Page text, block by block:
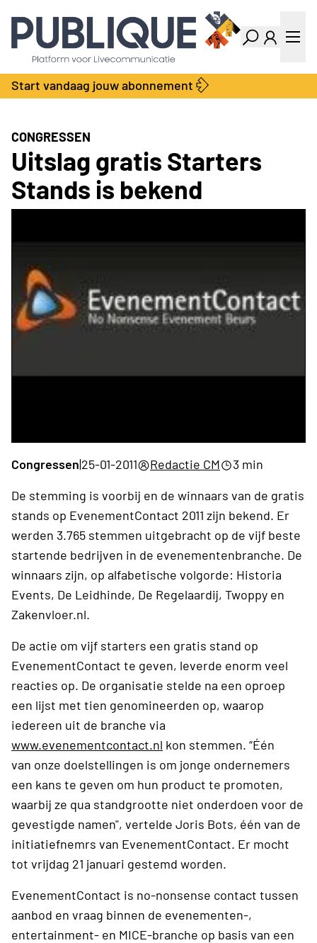
Industry Dashboard
Vacatures
Kalender
Producten
Bedrijvengids
Locatie Finder
Contact
Over ons
Adverteren
Abonnementen
Start vandaag jouw abonnement
CONGRESSEN
Uitslag gratis Starters
Stands is bekend
Congressen|25-01-2011 Redactie CM
3 min
De stemming is voorbij en de winnaars van de gratis
stands op EvenementContact 2011 zijn bekend. Er
werden 3.765 stemmen uitgebracht op de vijf beste
startende bedrijven in de evenementenbranche. De
winnaars zijn, op alfabetische volgorde: Historia
Events, De Leidhinde, De Regelaardij, Twoppy en
Zakenvloer.nl.
De actie om vijf starters een gratis stand op
EvenementContact te geven, leverde enorm veel
reacties op. De organisatie stelde na een oproep
een lijst met tien genomineerden op, waarop
iedereen uit de branche via
www.evenementcontact.nl kon stemmen. “Één
van onze doelstellingen is om jonge ondernemers
een kans te geven om hun product te promoten,
waarbij ze qua standgrootte niet onderdoen voor de
gevestigde namen", vertelde Joris Bots, één van de
initiatiefnemrs van EvenementContact. Er mocht
tot vrijdag 21 januari gestemd worden.
EvenementContact is no-nonsense contact tussen
aanbod en vraag binnen de evenementen-,
entertainment- en MICE-branche op basis van een